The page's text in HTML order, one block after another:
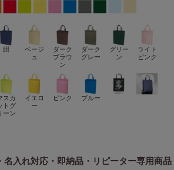
紺
ベージ
ュ
ダーク
ブラウ
ン
ダーク
グレー
グリー
ン
ライト
ピンク
スカ
トグ
ーン
イエロ
ー
ピンク ブルー
名入れ対応・即納品・リピーター専用商品